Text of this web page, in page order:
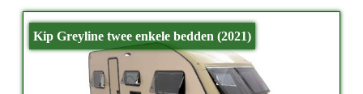
Kip Greyline twee enkele bedden (2021)